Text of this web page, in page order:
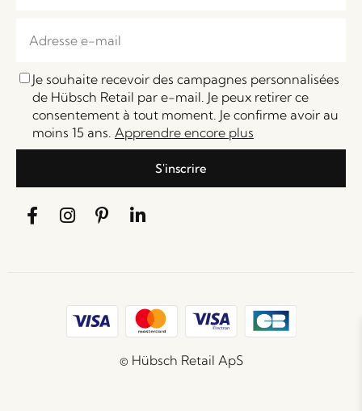
Je souhaite recevoir des campagnes personnalisées
de Hübsch Retail par e-mail. Je peux retirer ce
consentement à tout moment. Je confirme avoir au
moins 15 ans. Apprendre encore plus
S'inscrire
© Hübsch Retail ApS